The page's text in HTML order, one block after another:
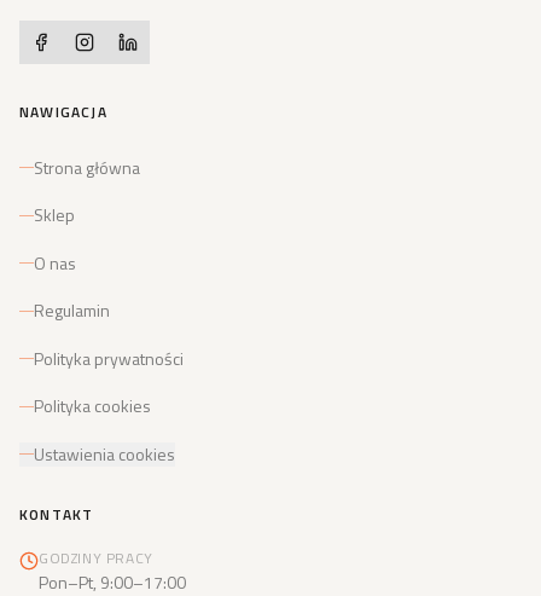
NAWIGACJA
Strona główna
Sklep
O nas
Regulamin
Polityka prywatności
Polityka cookies
Ustawienia cookies
KONTAKT
GODZINY PRACY
Pon–Pt, 9:00–17:00